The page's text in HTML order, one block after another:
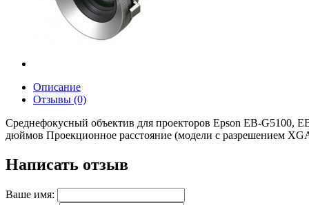
Описание
Отзывы (0)
Среднефокусный объектив для проекторов Epson EB-G5100,
дюймов Проекционное расстояние (модели с разрешением
Написать отзыв
Ваше имя: